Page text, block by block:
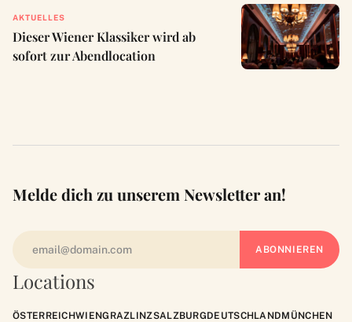
AKTUELLES
Dieser Wiener Klassiker wird ab
sofort zur Abendlocation
Locations
ÖSTERREICHWIENGRAZLINZSALZBURGDEUTSCHLANDMÜNCHEN
Melde dich zu unserem Newsletter an!